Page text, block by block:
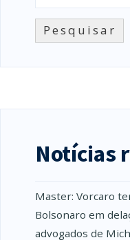
Pesquisar
Notícias
Master: Vorcaro
Bolsonaro em
advogados de